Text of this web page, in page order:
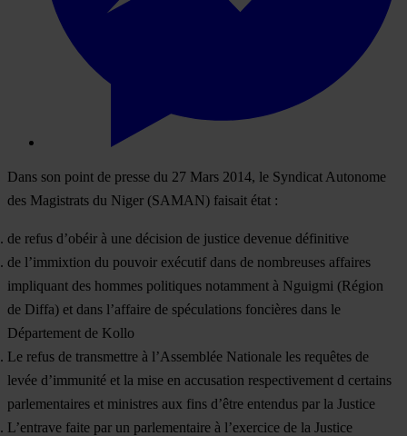
Dans son point de presse du 27 Mars 2014, le Syndicat Autonome
des Magistrats du Niger (SAMAN) faisait état :
de refus d’obéir à une décision de justice devenue définitive
de l’immixtion du pouvoir exécutif dans de nombreuses affaires
impliquant des hommes politiques notamment à Nguigmi (Région
de Diffa) et dans l’affaire de spéculations foncières dans le
Département de Kollo
Le refus de transmettre à l’Assemblée Nationale les requêtes de
levée d’immunité et la mise en accusation respectivement d certains
parlementaires et ministres aux fins d’être entendus par la Justice
L’entrave faite par un parlementaire à l’exercice de la Justice